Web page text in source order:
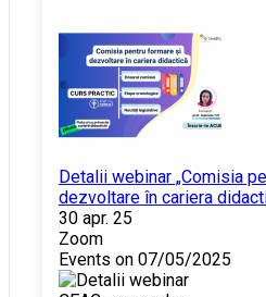
Detalii webinar „Comisia
dezvoltare în cariera
30 apr. 25
Zoom
Events on 07/05/2025